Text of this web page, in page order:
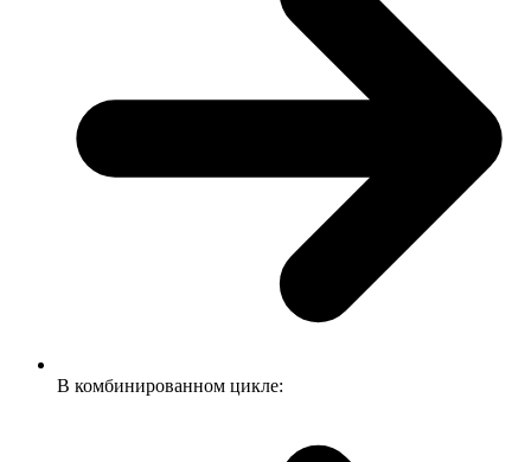
В комбинированном цикле: